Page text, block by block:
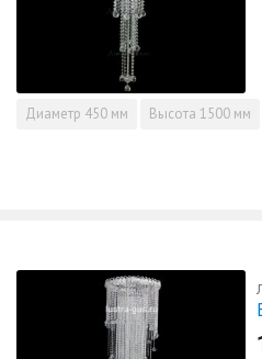
Диаметр 450 мм Высота 1500 мм